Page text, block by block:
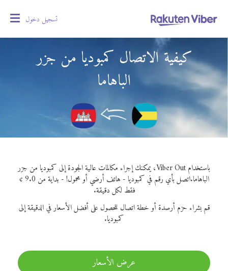
تسجيل دخول
كيفية الاتصال كمبوديا من جزر
الباهاما
باستخدام Viber Out، يمكنك إجراء مكالمات عالية الجودة إلى كمبوديا من جزر
الباهاما.
اتصل بأي رقم في كمبوديا - هاتف أرضي أو محمول! - بداية من 9.0 ¢
فقط لكل دقيقة.
قم بشراء حزم أرصدة أو خطة اتصال للحصول على أفضل الأسعار في الدقيقة إلى
كمبوديا.
عرض الأسعار